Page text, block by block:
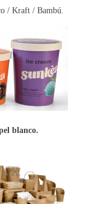
/ Kraft / Bambú.
blanco.